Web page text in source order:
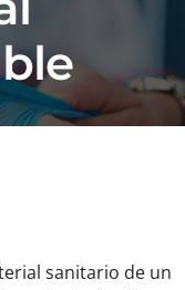
sanitario de un